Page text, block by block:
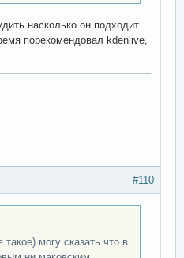
насколько он подходит
порекомендовал kdenlive,
#110
могу сказать что в